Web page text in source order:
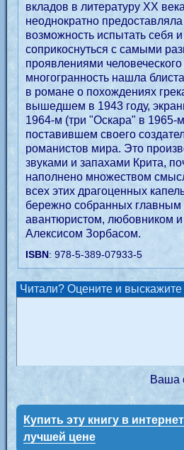
вкладов в литературу XX
неоднократно
возможность испытать себя
соприкоснуться с самыми
проявлениями
многогранность нашла
в романе о похождениях
вышедшем в 1943 году,
1964-м (три "Оскара" в 1965-
поставившем своего
романистов мира. Это
звуками и запахами Крита,
наполнено множеством
всех этих драгоценных
бережно собранных
авантюристом, любовником
Алексисом Зорбасом.
ISBN: 978-5-389-07933-5
Читали? Оцените и
Ваша
Купить эту книгу в
лучшей цене